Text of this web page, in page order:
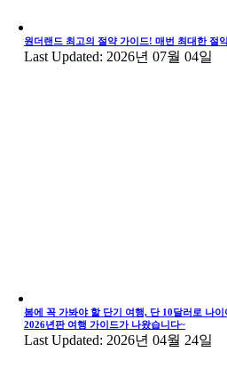
원더랜드 최고의 절약 가이드! 매번 최대한 절
Last Updated: 2026년 07월 04일
봄에 꼭 가봐야 할 단기 여행, 단 10달러로 나
2026년판 여행 가이드가 나왔습니다~
Last Updated: 2026년 04월 24일